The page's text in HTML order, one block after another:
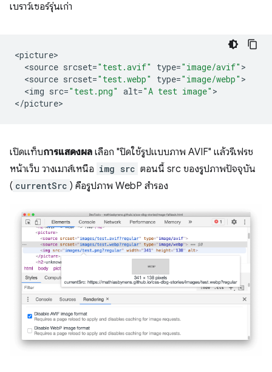
เบราว์เซอร์รุ่นเก่า
<picture
<source srcset="test.avif" type="image/avif"
<source srcset="test.webp" type="image/webp"
<img src="test.png" alt="A test image" >
</picture
เปิดแท็บการแสดงผล เลือก "ปิดใช้รูปแบบภาพ AVIF" แล้วรีเฟรช
หน้าเว็บ วางเมาส์เหนือ img src ตอนนี้ src ของรูปภาพปัจจุบัน
( currentSrc ) คือรูปภาพ WebP สำรอง